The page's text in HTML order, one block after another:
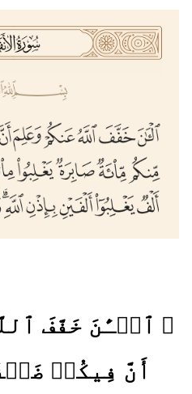
﴿ ٱلۡـَٰٔنَ خَفَّفَ
أَنَّ فِيكُمۡ